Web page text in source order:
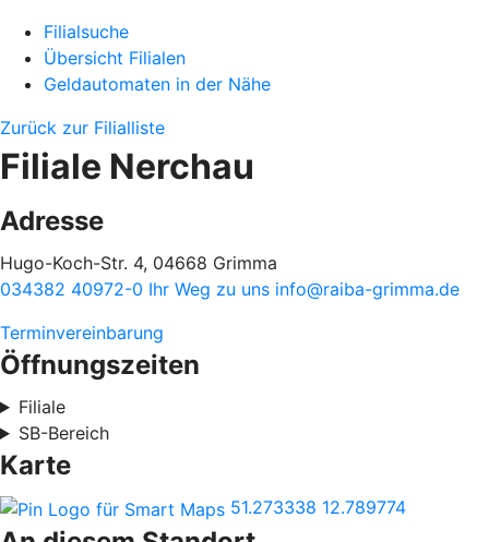
Filialsuche
Übersicht Filialen
Geldautomaten in der Nähe
Zurück zur Filialliste
Filiale Nerchau
Adresse
Hugo-Koch-Str. 4, 04668 Grimma
034382 40972-0 Ihr Weg zu uns info@raiba-grimma.de
Terminvereinbarung
Öffnungszeiten
Filiale
SB-Bereich
Karte
51.273338 12.789774